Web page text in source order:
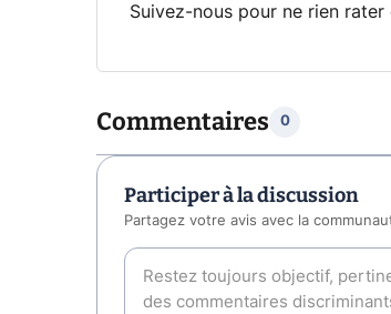
Suivez-nous pour ne rien
Commentaires 0
Participer à la discussion
Partagez votre avis avec la